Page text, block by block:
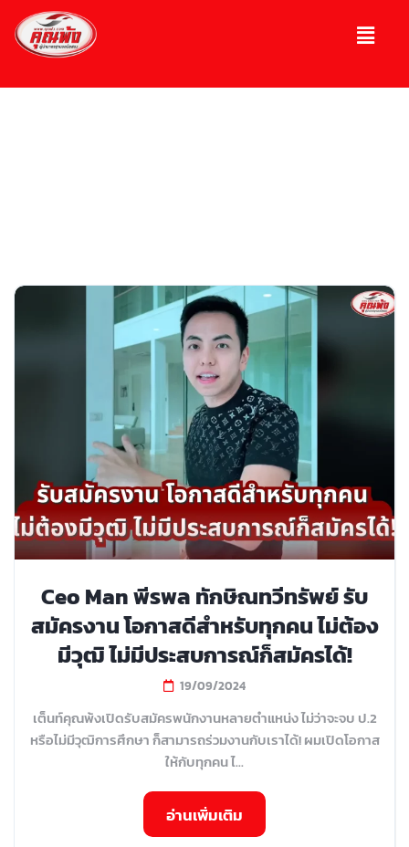
Ceo Man พีรพล ทักษิณทวีทรัพย์ รับ
สมัครงาน โอกาสดีสำหรับทุกคน ไม่ต้อง
มีวุฒิ ไม่มีประสบการณ์ก็สมัครได้!
19/09/2024
เต็นท์คุณพ้งเปิดรับสมัครพนักงานหลายตำแหน่ง ไม่ว่าจะจบ ป.2
หรือไม่มีวุฒิการศึกษา ก็สามารถร่วมงานกับเราได้! ผมเปิดโอกาส
ให้กับทุกคน ไ...
อ่านเพิ่มเติม